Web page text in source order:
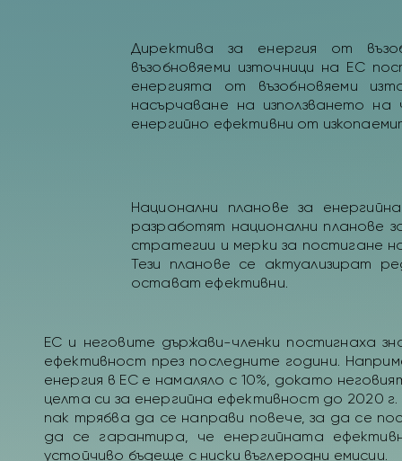
Директива за енергия от
възобновяеми източници на ЕС
енергията от възобновяеми
насърчаване на използването
енергийно ефективни от
Национални планове за
разработят национални планове
стратегии и мерки за постигане
Тези планове се актуализират
остават ефективни.
ЕС и неговите държави-членки постигнаха
ефективност през последните години.
енергия в ЕС е намаляло с 10%, докато
целта си за енергийна ефективност до 2020
пак трябва да се направи повече, за да се
да се гарантира, че енергийната
устойчиво бъдеще с ниски въглеродни емисии.